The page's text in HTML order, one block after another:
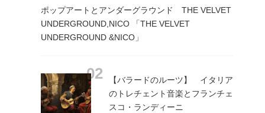
ポップアートとアンダーグラウンド THE VELVET
UNDERGROUND,NICO 「THE VELVET
UNDERGROUND &NICO」
【バラードのルーツ】 イタリア
のトレチェント音楽とフランチェ
スコ・ランディーニ